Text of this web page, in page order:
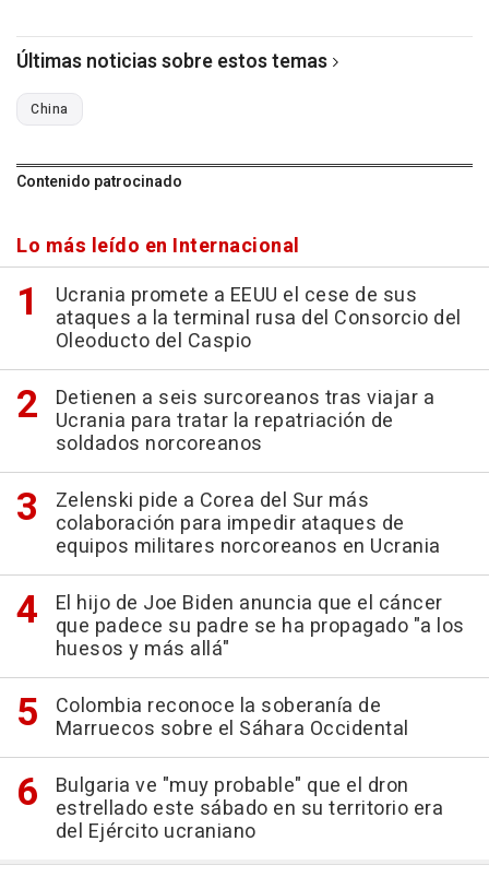
Últimas noticias sobre estos temas
China
Contenido patrocinado
Lo más leído en Internacional
Ucrania promete a EEUU el cese de sus
ataques a la terminal rusa del Consorcio del
Oleoducto del Caspio
Detienen a seis surcoreanos tras viajar a
Ucrania para tratar la repatriación de
soldados norcoreanos
Zelenski pide a Corea del Sur más
colaboración para impedir ataques de
equipos militares norcoreanos en Ucrania
El hijo de Joe Biden anuncia que el cáncer
que padece su padre se ha propagado "a los
huesos y más allá"
Colombia reconoce la soberanía de
Marruecos sobre el Sáhara Occidental
Bulgaria ve "muy probable" que el dron
estrellado este sábado en su territorio era
del Ejército ucraniano